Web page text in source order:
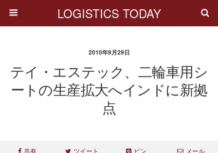
LOGISTICS TODAY
2010年9月29日
テイ・エステック、二輪車用シ
ートの生産拡大へインドに新拠
点
共有 ツイート ピン メール